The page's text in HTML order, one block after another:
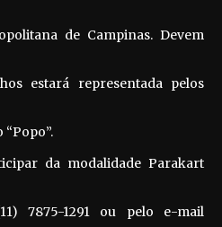
de Campinas. Devem
estará representada pelos
da modalidade Parakart
7875-1291 ou pelo e-mail